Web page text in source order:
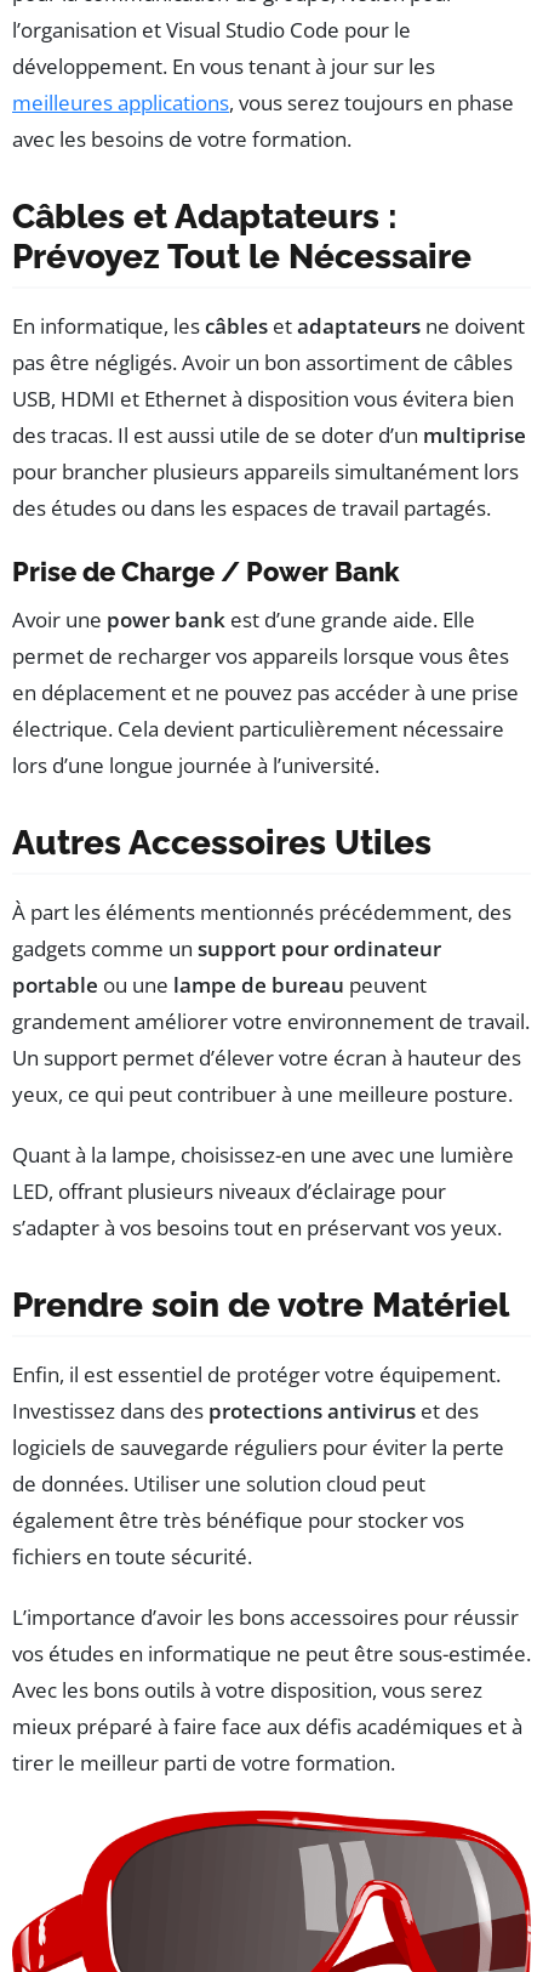
l’organisation et Visual Studio Code pour le
développement. En vous tenant à jour sur les
meilleures applications, vous serez toujours en phase
avec les besoins de votre formation.
Câbles et Adaptateurs :
Prévoyez Tout le Nécessaire
En informatique, lescâbles etadaptateurs ne doivent
pas être négligés. Avoir un bon assortiment de câbles
USB, HDMI et Ethernet à disposition vous évitera bien
des tracas. Il est aussi utile de se doter d’un multiprise
pour brancher plusieurs appareils simultanément lors
des études ou dans les espaces de travail partagés.
Prise de Charge / Power Bank
Avoir une power bank est d’une grande aide. Elle
permet de recharger vos appareils lorsque vous êtes
en déplacement et ne pouvez pas accéder à une prise
électrique. Cela devient particulièrement nécessaire
lors d’une longue journée à l’université.
Autres Accessoires Utiles
À part les éléments mentionnés précédemment, des
gadgets comme un support pour ordinateur
portable ou une lampe de bureau peuvent
grandement améliorer votre environnement de travail.
Un support permet d’élever votre écran à hauteur des
yeux, ce qui peut contribuer à une meilleure posture.
Quant à la lampe, choisissez-en une avec une lumière
LED, offrant plusieurs niveaux d’éclairage pour
s’adapter à vos besoins tout en préservant vos yeux.
Prendre soin de votre Matériel
Enfin, il est essentiel de protéger votre équipement.
Investissez dans des protections antivirus et des
logiciels de sauvegarde réguliers pour éviter la perte
de données. Utiliser une solution cloud peut
également être très bénéfique pour stocker vos
fichiers en toute sécurité.
L’importance d’avoir les bons accessoires pour réussir
vos études en informatique ne peut être sous-estimée.
Avec les bons outils à votre disposition, vous serez
mieux préparé à faire face aux défis académiques et à
tirer le meilleur parti de votre formation.